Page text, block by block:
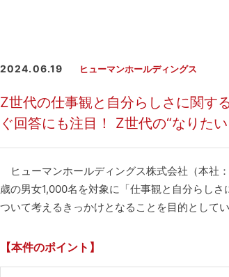
2024.06.19 ヒューマンホールディングス
Z世代の仕事観と自分らしさに関
ぐ回答にも注目！ Z世代の“なりた
ヒューマンホールディングス株式会社（本社
歳の男女1,000名を対象に「仕事観と自分らし
ついて考えるきっかけとなることを目的としてい
【本件のポイント】